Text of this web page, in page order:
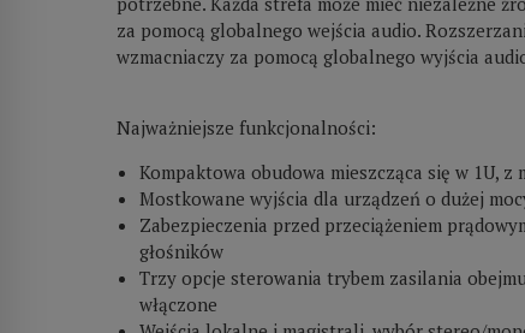
za pomocą globalnego wejścia audio.
wzmacniaczy za pomocą globalnego wyjścia
Najważniejsze funkcjonalności:
Kompaktowa obudowa mieszcząca się w 1U,
Mostkowane wyjścia dla urządzeń o dużej
Zabezpieczenia przed przeciążeniem
głośników
Trzy opcje sterowania trybem zasilania
włączone